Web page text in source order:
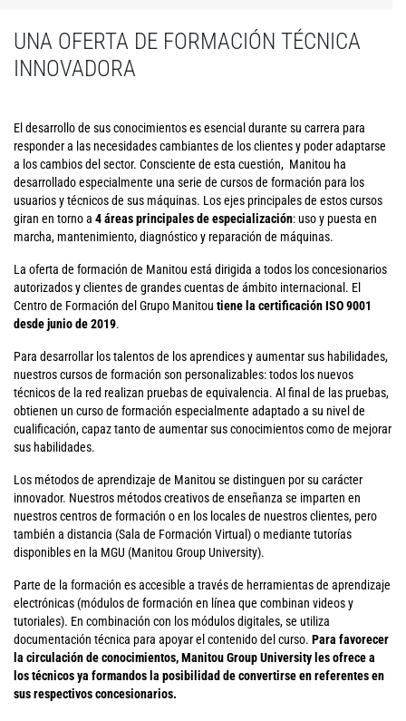
UNA OFERTA DE FORMACIÓN TÉCNICA
INNOVADORA
El desarrollo de sus conocimientos es esencial durante su carrera para
responder a las necesidades cambiantes de los clientes y poder adaptarse
a los cambios del sector. Consciente de esta cuestión, Manitou ha
desarrollado especialmente una serie de cursos de formación para los
usuarios y técnicos de sus máquinas. Los ejes principales de estos cursos
giran en torno a 4 áreas principales deespecialización: uso y puesta en
marcha, mantenimiento, diagnóstico y reparación de máquinas.
La oferta de formación de Manitou está dirigida a todos los concesionarios
autorizados y clientes de grandes cuentas de ámbito internacional. El
Centro de Formación del Grupo Manitou tiene la certificación ISO 9001
desde junio de 2019.
Para desarrollar los talentos de los aprendices y aumentar sus habilidades,
nuestros cursos de formación son personalizables: todos los nuevos
técnicos de la red realizan pruebas de equivalencia. Al final de las pruebas,
obtienen un curso de formación especialmente adaptado a su nivel de
cualificación, capaz tanto de aumentar sus conocimientos como de mejorar
sus habilidades.
Los métodos de aprendizaje de Manitou se distinguen por su carácter
innovador. Nuestros métodos creativos de enseñanza se imparten en
nuestros centros de formación o en los locales de nuestros clientes, pero
también a distancia (Sala de Formación Virtual) o mediante tutorías
disponibles en la MGU (Manitou Group University).
Parte de la formación es accesible a través de herramientas de aprendizaje
electrónicas (módulos de formación en línea que combinan videos y
tutoriales). En combinación con los módulos digitales, se utiliza
documentación técnica para apoyar el contenido del curso. Para favorecer
la circulación de conocimientos, Manitou Group University les ofrece a
los técnicos ya formandos la posibilidad de convertirse en referentes en
sus respectivos concesionarios.